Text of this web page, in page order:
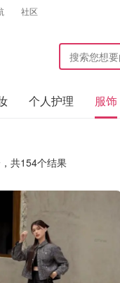
社区
个人护理 服饰
共154个结果